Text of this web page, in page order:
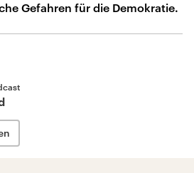
Gefahren für die Demokratie.